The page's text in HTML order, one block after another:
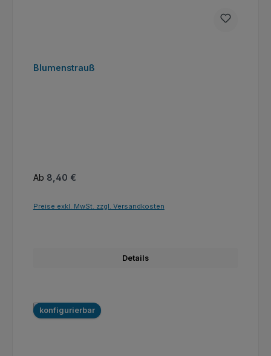
Blumenstrauß
Regulärer Preis:
Ab 8,40 €
Preise exkl. MwSt. zzgl. Versandkosten
Details
konfigurierbar